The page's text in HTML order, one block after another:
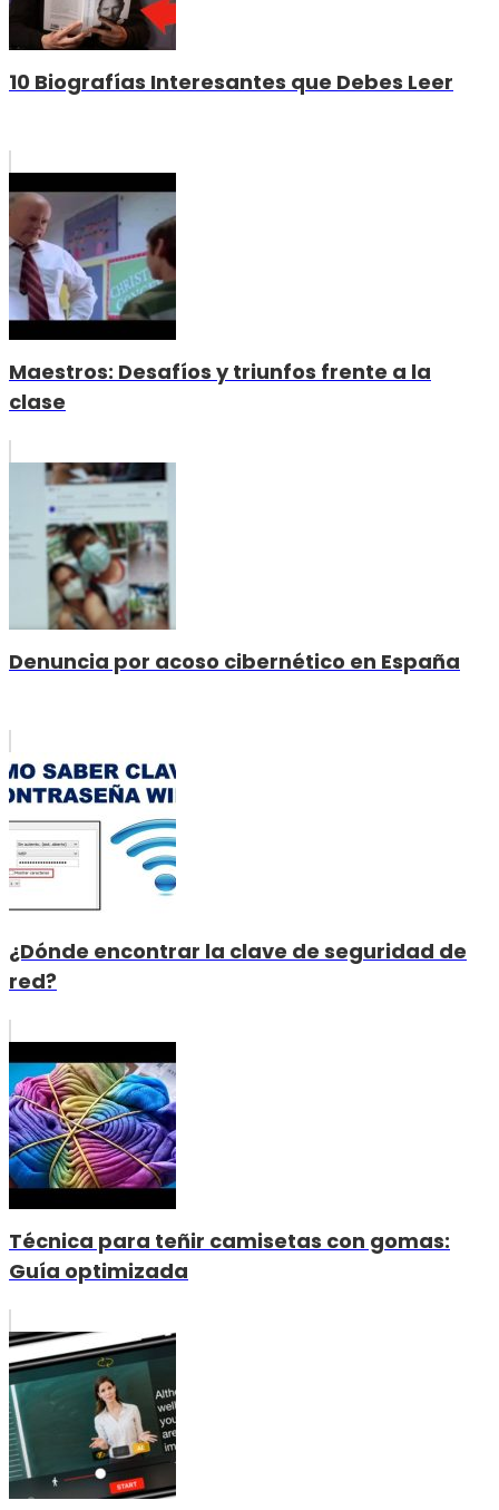
10 Biografías Interesantes que Debes Leer
Maestros: Desafíos y triunfos frente a la
clase
Denuncia por acoso cibernético en España
¿Dónde encontrar la clave de seguridad de
red?
Técnica para teñir camisetas con gomas:
Guía optimizada